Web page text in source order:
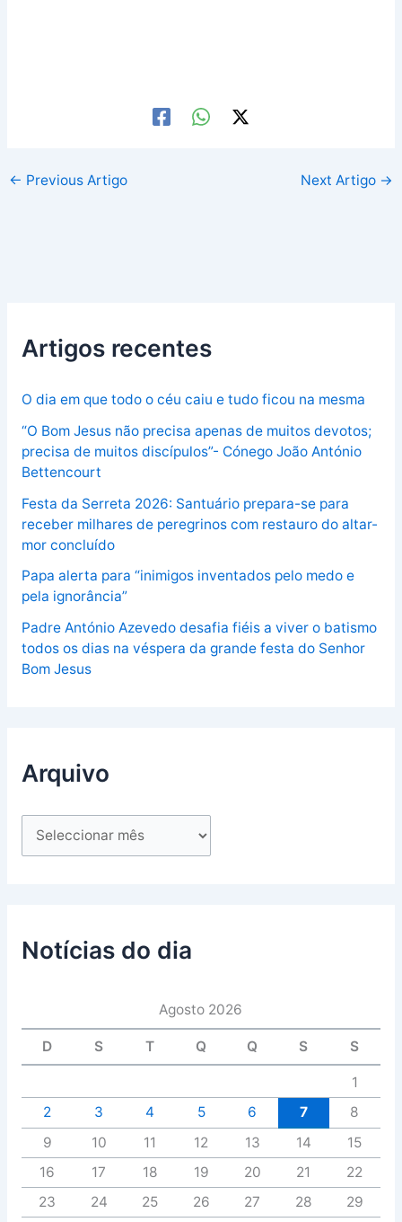
← Previous Artigo Next Artigo →
Artigos recentes
O dia em que todo o céu caiu e tudo ficou na mesma
“O Bom Jesus não precisa apenas de muitos devotos;
precisa de muitos discípulos”- Cónego João António
Bettencourt
Festa da Serreta 2026: Santuário prepara-se para
receber milhares de peregrinos com restauro do altar-
mor concluído
Papa alerta para “inimigos inventados pelo medo e
pela ignorância”
Padre António Azevedo desafia fiéis a viver o batismo
todos os dias na véspera da grande festa do Senhor
Bom Jesus
Arquivo
Notícias do dia
Agosto 2026
D S T Q Q S S
1
2
3 4 5 6 7
8
9
10 11 12 13 14
15
16
17 18 19 20 21
22
23
24 25 26 27 28
29